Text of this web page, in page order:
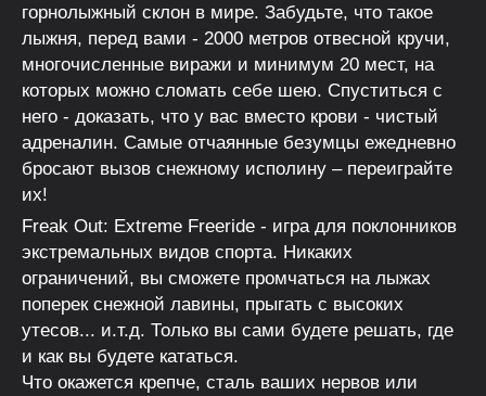
горнолыжный склон в мире. Забудьте, что такое
лыжня, перед вами - 2000 метров отвесной кручи,
многочисленные виражи и минимум 20 мест, на
которых можно сломать себе шею. Спуститься с
него - доказать, что у вас вместо крови - чистый
адреналин. Самые отчаянные безумцы ежедневно
бросают вызов снежному исполину – переиграйте
их!
Freak Out: Extreme Freeride - игра для поклонников
экстремальных видов спорта. Никаких
ограничений, вы сможете промчаться на лыжах
поперек снежной лавины, прыгать с высоких
утесов... и.т.д. Только вы сами будете решать, где
и как вы будете кататься.
Что окажется крепче, сталь ваших нервов или